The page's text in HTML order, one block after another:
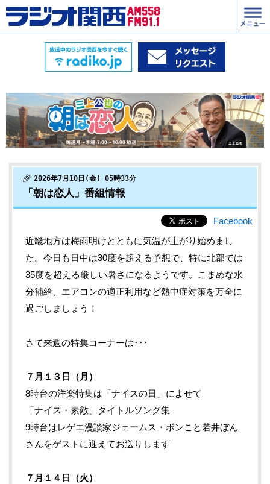
2026年7月10日(金) 05時33分
「朝は恋人」番組情報
Facebook
近畿地方は梅雨明けとともに気温が上がり始めまし
た。今日も日中は30度を超える予想で、特に北部では
35度を超える厳しい暑さになるようです。こまめな水
分補給、エアコンの適正利用など熱中症対策を万全に
過ごしましょう！
さて来週の特集コーナーは･･･
７月１３ 日（月）
8時台の洋楽特集は「ナイスの日」によせて
「ナイス・素敵」タイトルソング集
9時台はレゲエ漫談家ジェームス・ボンこと若井ぼん
さんをゲストに迎えてお送りします
７月１４ 日（火）